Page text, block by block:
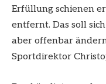
Erfüllung schienen
entfernt. Das soll
aber offenbar
Sportdirektor